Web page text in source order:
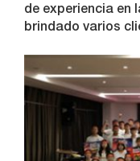
de experiencia en
brindado varios